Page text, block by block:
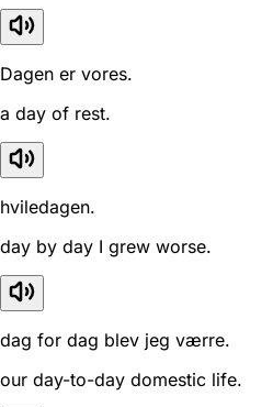
Dagen er vores.
a day of rest.
hviledagen.
day by day I grew worse.
dag for dag blev jeg værre.
our day-to-day domestic life.